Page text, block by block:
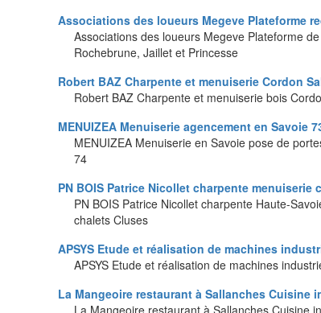
Associations des loueurs Megeve Plateforme
Associations des loueurs Megeve Plateforme
Rochebrune, Jaillet et Princesse
Robert BAZ Charpente et menuiserie Cordon
Robert BAZ Charpente et menuiserie bois
MENUIZEA Menuiserie agencement en Savoie
MENUIZEA Menuiserie en Savoie pose de
74
PN BOIS Patrice Nicollet charpente
PN BOIS Patrice Nicollet charpente Haute-
chalets Cluses
APSYS Etude et réalisation de machines
APSYS Etude et réalisation de machines
La Mangeoire restaurant à Sallanches Cuisine
La Mangeoire restaurant à Sallanches Cuisine